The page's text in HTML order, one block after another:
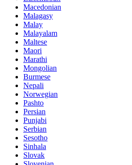
Macedonian
Malagasy
Malay
Malayalam
Maltese
Maori
Marathi
Mongolian
Burmese
Nepali
Norwegian
Pashto
Persian
Punjabi
Serbian
Sesotho
Sinhala
Slovak